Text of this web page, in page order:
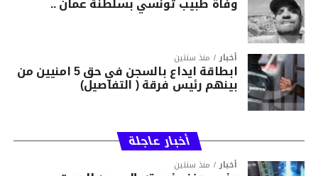
أخبار منذ سنتين
ابطاقة ايداع بالسجن في حق 5 امنيين من
بينهم رئيس فرقة ( التفاصيل)
أخبار عاجلة
أخبار منذ سنتين